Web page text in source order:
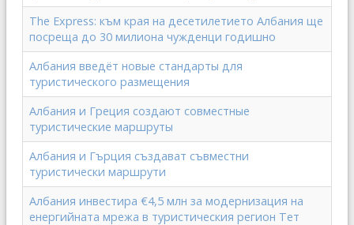
The Express: към края на десетилетието Албания ще
посреща до 30 милиона чужденци годишно
Албания введёт новые стандарты для
туристического размещения
Албания и Греция создают совместные
туристические маршруты
Албания и Гърция създават съвместни
туристически маршрути
Албания инвестира €4,5 млн за модернизация на
енергийната мрежа в туристическия регион Тет